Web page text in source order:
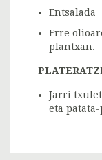
Entsalada
Erre
plantxan.
Jarri
eta